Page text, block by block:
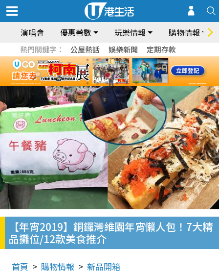
演唱會 優惠著數 玩樂情報 購物情報
熱門關鍵字： 公屋熱話 娛樂新聞 定期存款
【年宵2019】銅鑼灣維園年宵懶人包！7大精
品攤位/12款美食推介
首頁 購物情報 新品開箱